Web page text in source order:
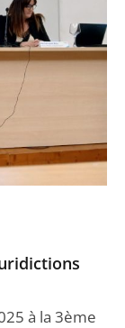
à la 3ème